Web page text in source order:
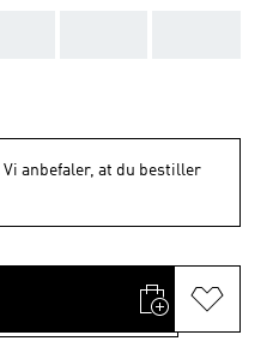
Vi anbefaler, at du bestiller